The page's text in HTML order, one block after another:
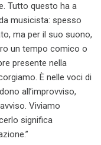
Tutto questo ha a
musicista: spesso
ma per il suo suono,
un tempo comico o
presente nella
È nelle voci di
all’improvviso,
Viviamo
significa